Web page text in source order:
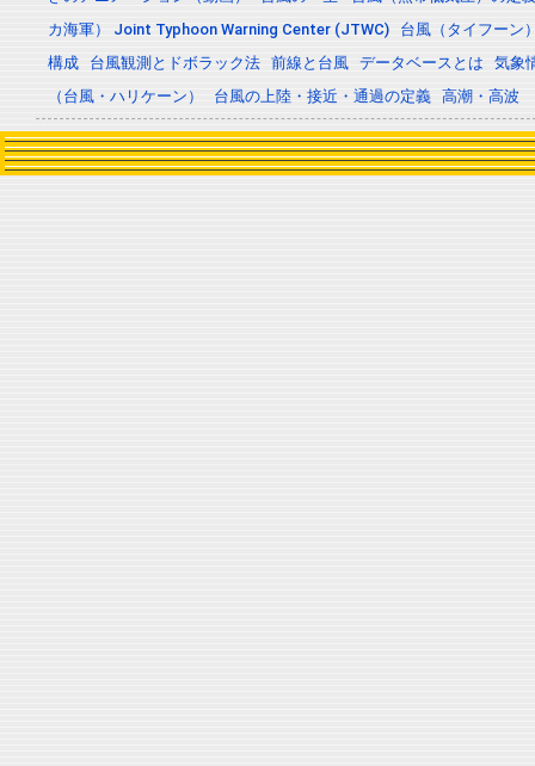
カ海軍） Joint Typhoon Warning Center (JTWC)
台風（タイフーン
構成
台風観測とドボラック法 前線と台風 データベースとは
気象
（台風・ハリケーン）
台風の上陸・接近・通過の定義 高潮・高波